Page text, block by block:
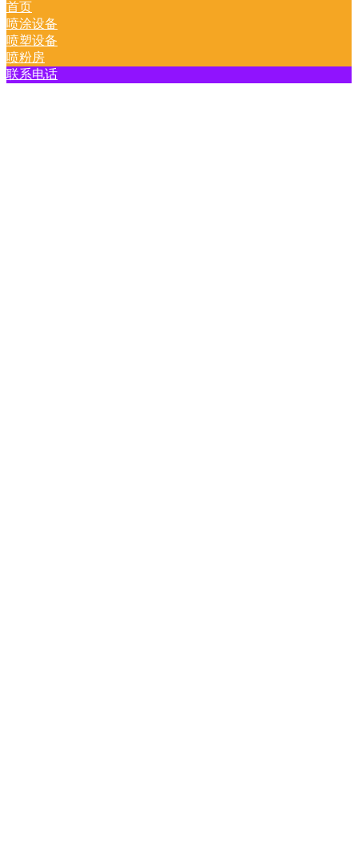
首页
喷涂设备
喷塑设备
喷粉房
联系电话